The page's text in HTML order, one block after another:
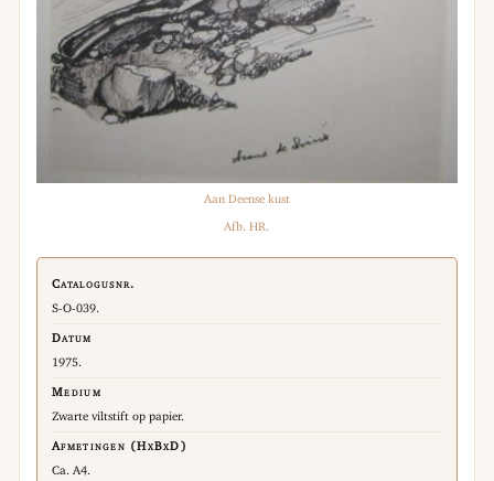
Aan Deense kust
Afb. HR.
Catalogusnr.
S-O-039.
Datum
1975.
Medium
Zwarte viltstift op papier.
Afmetingen (HxBxD)
Ca. A4.